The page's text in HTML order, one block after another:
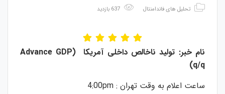
تحلیل های فاندامنتال
نام خبر: تولید ناخالص داخلی آمریکا
(Advance GDP
q/q)
ساعت اعلام به وقت تهران : 4:00pm